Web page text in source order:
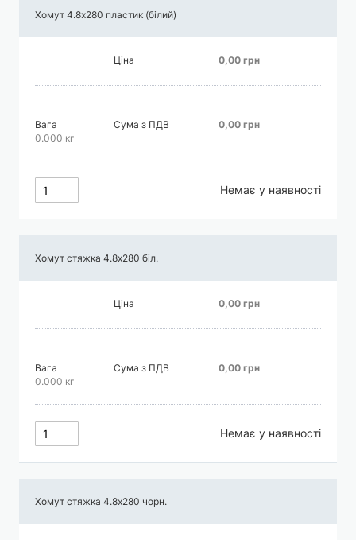
Хомут 4.8х280 пластик (білий)
Ціна 0,00 грн
Вага
0.000 кг
Сума з ПДВ 0,00 грн
Немає у наявності
Хомут стяжка 4.8х280 біл.
Ціна 0,00 грн
Вага
0.000 кг
Сума з ПДВ 0,00 грн
Немає у наявності
Хомут стяжка 4.8х280 чорн.